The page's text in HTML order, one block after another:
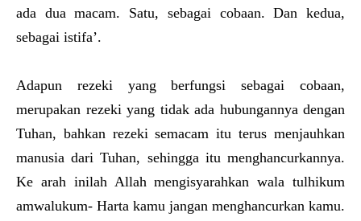
ada dua macam. Satu, sebagai cobaan. Dan kedua,
sebagai istifa’.
Adapun rezeki yang berfungsi sebagai cobaan,
merupakan rezeki yang tidak ada hubungannya dengan
Tuhan, bahkan rezeki semacam itu terus menjauhkan
manusia dari Tuhan, sehingga itu menghancurkannya.
Ke arah inilah Allah mengisyarahkan wala tulhikum
amwalukum- Harta kamu jangan menghancurkan kamu.